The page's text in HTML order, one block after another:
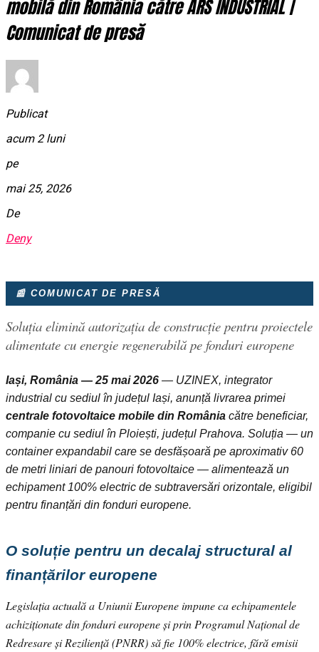
mobilă din România către ARS INDUSTRIAL |
Comunicat de presă
Publicat
acum 2 luni
pe
mai 25, 2026
De
Deny
📰 COMUNICAT DE PRESĂ
Soluția elimină autorizația de construcție pentru proiectele
alimentate cu energie regenerabilă pe fonduri europene
Iași, România — 25 mai 2026 — UZINEX, integrator
industrial cu sediul în județul Iași, anunță livrarea primei
centrale fotovoltaice mobile din România către beneficiar,
companie cu sediul în Ploiești, județul Prahova. Soluția — un
container expandabil care se desfășoară pe aproximativ 60
de metri liniari de panouri fotovoltaice — alimentează un
echipament 100% electric de subtraversări orizontale, eligibil
pentru finanțări din fonduri europene.
O soluție pentru un decalaj structural al
finanțărilor europene
Legislația actuală a Uniunii Europene impune ca echipamentele
achiziționate din fonduri europene și prin Programul Național de
Redresare și Reziliență (PNRR) să fie 100% electrice, fără emisii